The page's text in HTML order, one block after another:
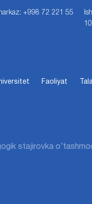
+998 72 221 55
10
Faoliyat
stajirovka